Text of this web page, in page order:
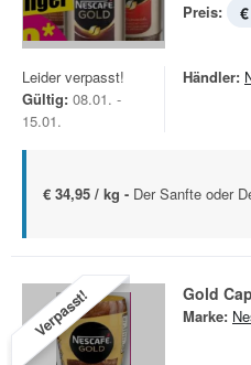
Preis:
Leider verpasst!
Gültig: 08.01. -
15.01.
Händler:
€ 34,95 / kg - Der Sanfte oder
Verpasst! Gold
Marke: